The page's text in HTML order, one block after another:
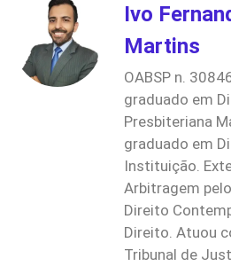
Ivo
Martins
OABSP n.
graduado em
Presbiteriana
graduado em
Instituição.
Arbitragem
Direito
Direito. Atuou
Tribunal de